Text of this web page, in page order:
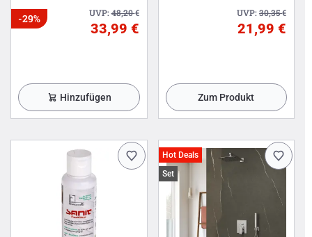
UVP:48,20€
-29%
33,99 €
Hinzufügen
UVP:30,35€
21,99 €
Zum Produkt
Hot Deals
Set